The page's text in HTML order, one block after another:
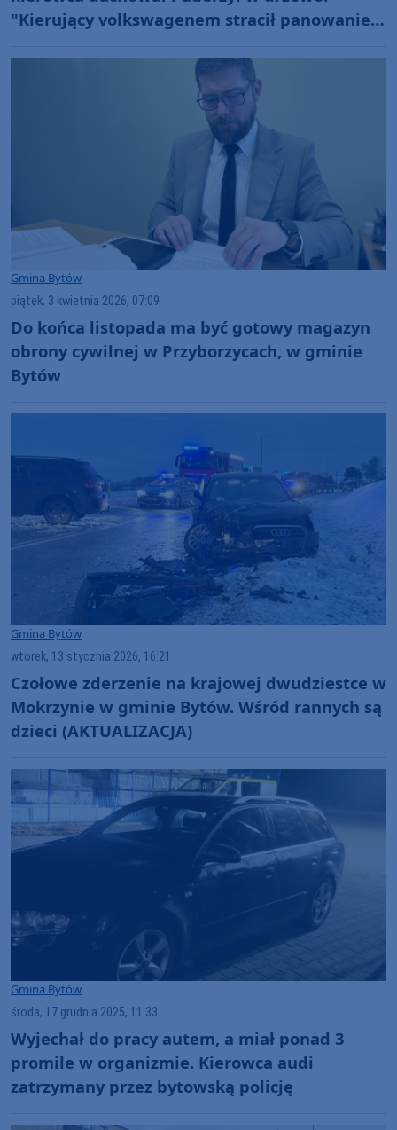
"Kierujący volkswagenem stracił panowanie
Gmina Bytów
piątek, 3 kwietnia 2026, 07:09
Do końca listopada ma być gotowy magazyn
obrony cywilnej w Przyborzycach, w gminie
Bytów
Gmina Bytów
wtorek, 13 stycznia 2026, 16:21
Czołowe zderzenie na krajowej dwudziestce w
Mokrzynie w gminie Bytów. Wśród rannych są
dzieci (AKTUALIZACJA)
Gmina Bytów
środa, 17 grudnia 2025, 11:33
Wyjechał do pracy autem, a miał ponad 3
promile w organizmie. Kierowca audi
zatrzymany przez bytowską policję